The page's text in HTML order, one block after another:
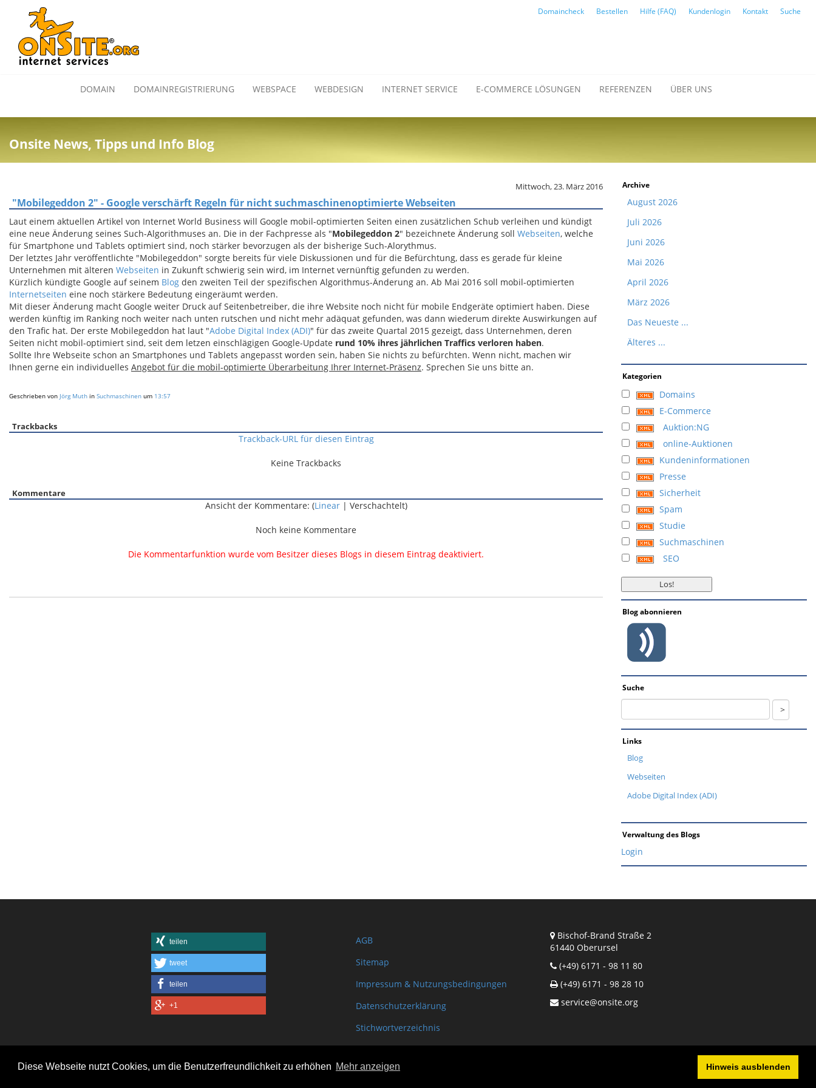
Diese Webseite nutzt Cookies, um die Benutzerfreundlichkeit zu erhöhen Mehr anzeigen Hinweis ausblenden
Domaincheck Bestellen Hilfe (FAQ) Kundenlogin Kontakt Suche
DOMAIN DOMAINREGISTRIERUNG WEBSPACE WEBDESIGN INTERNET SERVICE E-COMMERCE LÖSUNGEN REFERENZEN ÜBER UNS
Onsite News, Tipps und Info Blog
Mittwoch, 23. März 2016
"Mobilegeddon 2" - Google verschärft Regeln für nicht suchmaschinenoptimierte Webseiten
Laut einem aktuellen Artikel von Internet World Business will Google mobil-optimierten Seiten einen zusätzlichen Schub verleihen und kündigt
eine neue Änderung seines Such-Algorithmuses an. Die in der Fachpresse als "Mobilegeddon 2" bezeichnete Änderung soll Webseiten, welche
für Smartphone und Tablets optimiert sind, noch stärker bevorzugen als der bisherige Such-Alorythmus.
Der letztes Jahr veröffentlichte "Mobilegeddon" sorgte bereits für viele Diskussionen und für die Befürchtung, dass es gerade für kleine
Unternehmen mit älteren Webseiten in Zukunft schwierig sein wird, im Internet vernünftig gefunden zu werden.
Kürzlich kündigte Google auf seinem Blog den zweiten Teil der spezifischen Algorithmus-Änderung an. Ab Mai 2016 soll mobil-optimierten
Internetseiten eine noch stärkere Bedeutung eingeräumt werden.
Mit dieser Änderung macht Google weiter Druck auf Seitenbetreiber, die ihre Website noch nicht für mobile Endgeräte optimiert haben. Diese
werden künftig im Ranking noch weiter nach unten rutschen und nicht mehr adäquat gefunden, was dann wiederum direkte Auswirkungen auf
den Trafic hat. Der erste Mobilegeddon hat laut "Adobe Digital Index (ADI)" für das zweite Quartal 2015 gezeigt, dass Unternehmen, deren
Seiten nicht mobil-optimiert sind, seit dem letzen einschlägigen Google-Update rund 10% ihres jährlichen Traffics verloren haben.
Sollte Ihre Webseite schon an Smartphones und Tablets angepasst worden sein, haben Sie nichts zu befürchten. Wenn nicht, machen wir
Ihnen gerne ein individuelles Angebot für die mobil-optimierte Überarbeitung Ihrer Internet-Präsenz. Sprechen Sie uns bitte an.
Geschrieben von Jörg Muth in Suchmaschinen um 13:57
Trackbacks
Trackback-URL für diesen Eintrag
Keine Trackbacks
Kommentare
Ansicht der Kommentare: (Linear| Verschachtelt)
Noch keine Kommentare
Die Kommentarfunktion wurde vom Besitzer dieses Blogs in diesem Eintrag deaktiviert.
Archive
August 2026
Juli 2026
Juni 2026
Mai 2026
April 2026
März 2026
Das Neueste ...
Älteres ...
Kategorien
Domains
E-Commerce
Auktion:NG
online-Auktionen
Kundeninformationen
Presse
Sicherheit
Spam
Studie
Suchmaschinen
SEO
Blog abonnieren
Suche
Links
Blog
Webseiten
Adobe Digital Index (ADI)
Verwaltung des Blogs
Login
teilen
tweet
teilen
+1
AGB
Sitemap
Impressum & Nutzungsbedingungen
Datenschutzerklärung
Stichwortverzeichnis
Shopinfo XML
Copyright www.onSite.org
Bischof-Brand Straße 2
61440 Oberursel
(+49) 6171 - 98 11 80
(+49) 6171 - 98 28 10
service@onsite.org